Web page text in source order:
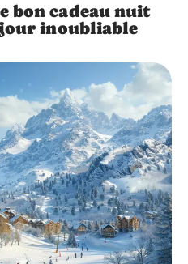
bon cadeau nuit
inoubliable